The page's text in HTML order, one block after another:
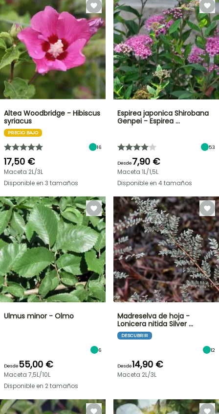
Altea Woodbridge - Hibiscus
syriacus
PRECIO BAJO
16
17,50 €
Maceta 2L/3L
Disponible en 3 tamaños
Espirea japonica Shirobana
Genpei - Espirea …
53
Desde7,90 €
Maceta 1L/1,5L
Disponible en 4 tamaños
Ulmus minor - Olmo
6
Desde55,00 €
Maceta 7,5L/10L
Disponible en 2 tamaños
Madreselva de hoja -
Lonicera nitida Silver …
DESCUBRIR
12
Desde14,90 €
Maceta 2L/3L